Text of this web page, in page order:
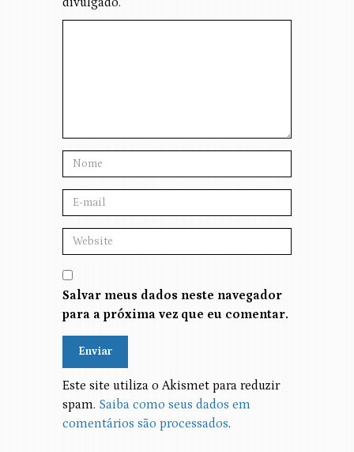
Salvar meus dados neste navegador
para a próxima vez que eu comentar.
Alternative:
Este site utiliza o Akismet para reduzir
spam. Saiba como seus dados em
comentários são processados.